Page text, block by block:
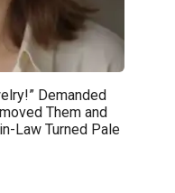
Demanded
Them and
Law Turned Pale